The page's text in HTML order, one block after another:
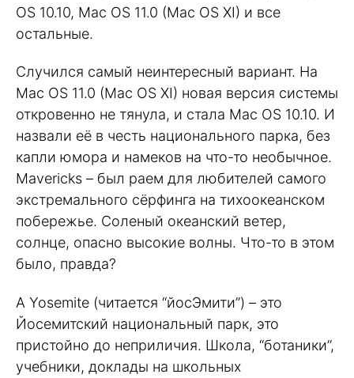
OS 10.10, Mac OS 11.0 (Mac OS XI) и все
остальные.
Случился самый неинтересный вариант. На
Mac OS 11.0 (Mac OS XI) новая версия системы
откровенно не тянула, и стала Mac OS 10.10. И
назвали её в честь национального парка, без
капли юмора и намеков на что-то необычное.
Mavericks – был раем для любителей самого
экстремального сёрфинга на тихоокеанском
побережье. Соленый океанский ветер,
солнце, опасно высокие волны. Что-то в этом
было, правда?
А Yosemite (читается “йосЭмити”) – это
Йосемитский национальный парк, это
пристойно до неприличия. Школа, “ботаники”,
учебники, доклады на школьных